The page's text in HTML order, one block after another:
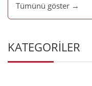
Tümünü göster →
KATEGORİLER